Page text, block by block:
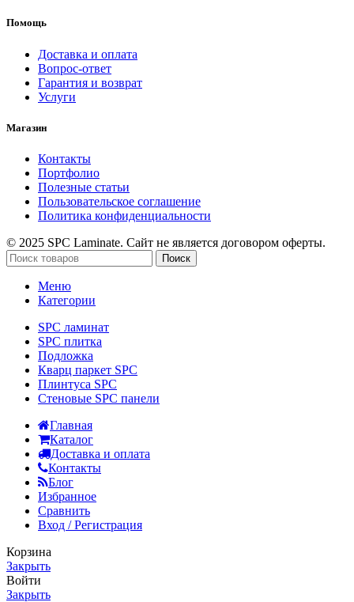
Помощь
Доставка и оплата
Вопрос-ответ
Гарантия и возврат
Услуги
Магазин
Контакты
Портфолио
Полезные статьи
Пользовательское соглашение
Политика конфиденциальности
© 2025 SPC Laminate. Сайт не является договором оферты.
Поиск
Меню
Категории
SPC ламинат
SPC плитка
Подложка
Кварц паркет SPC
Плинтуса SPC
Стеновые SPC панели
Главная
Каталог
Доставка и оплата
Контакты
Блог
Избранное
Сравнить
Вход / Регистрация
Корзина
Закрыть
Войти
Закрыть